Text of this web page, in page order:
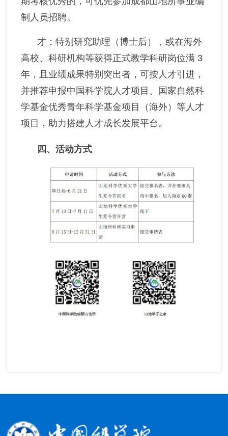
制人员招聘。
才：特别研究助理（博士后），或在海外
高校、科研机构等获得正式教学科研岗位满 3
年，且业绩成果特别突出者，可按人才引进，
并推荐申报中国科学院人才项目、国家自然科
学基金优秀青年科学基金项目（海外）等人才
项目，助力搭建人才成长发展平台。
四 、活动方式